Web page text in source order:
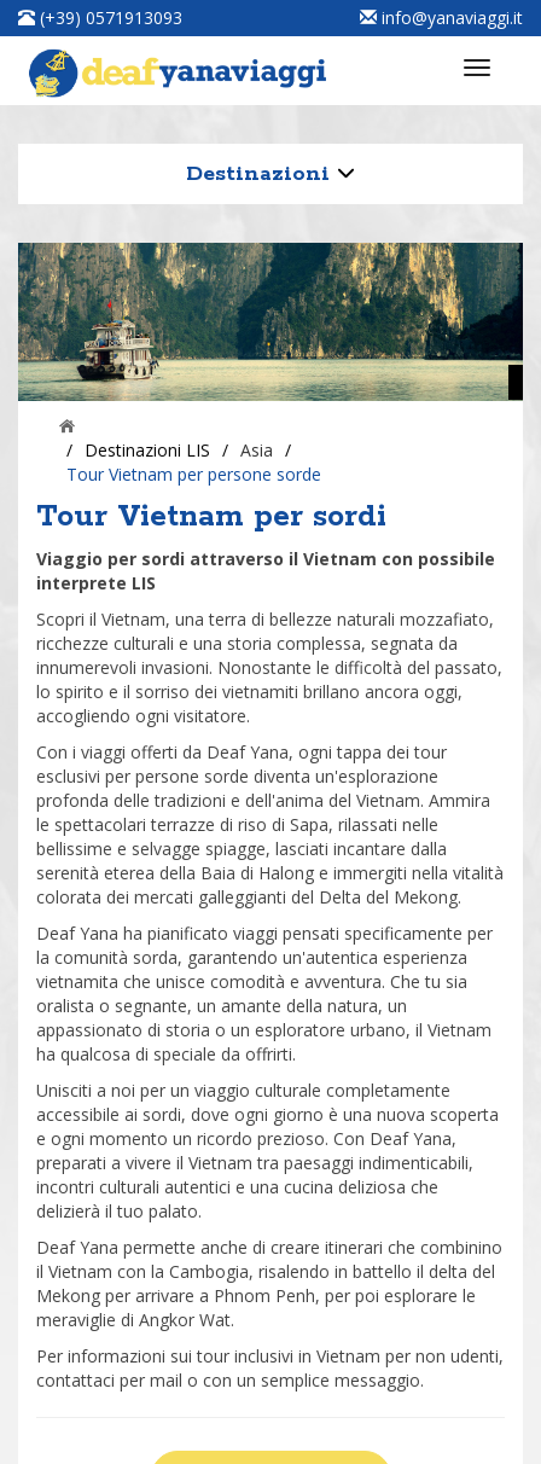
(+39) 0571913093 info@yanaviaggi.it
Destinazioni
/ Destinazioni LIS / Asia /
Tour Vietnam per persone sorde
Tour Vietnam per sordi
Viaggio per sordi attraverso il Vietnam con possibile
interprete LIS
Scopri il Vietnam, una terra di bellezze naturali mozzafiato,
ricchezze culturali e una storia complessa, segnata da
innumerevoli invasioni. Nonostante le difficoltà del passato,
lo spirito e il sorriso dei vietnamiti brillano ancora oggi,
accogliendo ogni visitatore.
Con i viaggi offerti da Deaf Yana, ogni tappa dei tour
esclusivi per persone sorde diventa un'esplorazione
profonda delle tradizioni e dell'anima del Vietnam. Ammira
le spettacolari terrazze di riso di Sapa, rilassati nelle
bellissime e selvagge spiagge, lasciati incantare dalla
serenità eterea della Baia di Halong e immergiti nella vitalità
colorata dei mercati galleggianti del Delta del Mekong.
Deaf Yana ha pianificato viaggi pensati specificamente per
la comunità sorda, garantendo un'autentica esperienza
vietnamita che unisce comodità e avventura. Che tu sia
oralista o segnante, un amante della natura, un
appassionato di storia o un esploratore urbano, il Vietnam
ha qualcosa di speciale da offrirti.
Unisciti a noi per un viaggio culturale completamente
accessibile ai sordi, dove ogni giorno è una nuova scoperta
e ogni momento un ricordo prezioso. Con Deaf Yana,
preparati a vivere il Vietnam tra paesaggi indimenticabili,
incontri culturali autentici e una cucina deliziosa che
delizierà il tuo palato.
Deaf Yana permette anche di creare itinerari che combinino
il Vietnam con la Cambogia, risalendo in battello il delta del
Mekong per arrivare a Phnom Penh, per poi esplorare le
meraviglie di Angkor Wat.
Per informazioni sui tour inclusivi in Vietnam per non udenti,
contattaci per mail o con un semplice messaggio.